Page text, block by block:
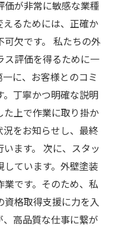
が非常に敏感な業種
るためには、正確か
欠です。 私たちの外
ス評価を得るために一
に、お客様とのコミ
丁寧かつ明確な説明
た上で作業に取り掛か
況をお知らせし、最終
ます。 次に、スタッ
ています。外壁塗装
です。そのため、私
資格取得支援に力を入
高品質な仕事に繋が